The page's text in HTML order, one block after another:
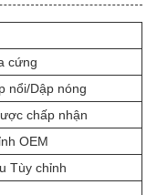
cứng
nổi/Dập nóng
chấp nhận
OEM
Tùy chỉnh